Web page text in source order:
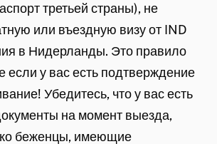
третьей страны), не
или въездную визу от IND
в Нидерланды. Это правило
если у вас есть подтверждение
Убедитесь, что у вас есть
на момент выезда,
беженцы, имеющие